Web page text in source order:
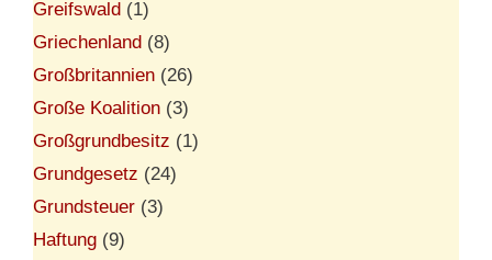
Greifswald (1)
Griechenland (8)
Großbritannien (26)
Große Koalition (3)
Großgrundbesitz (1)
Grundgesetz (24)
Grundsteuer (3)
Haftung (9)